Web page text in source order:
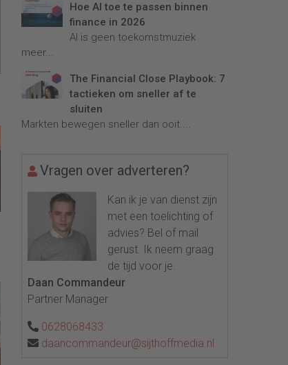
Hoe AI toe te passen binnen
finance in 2026
AI is geen toekomstmuziek
meer...
The Financial Close Playbook: 7
tactieken om sneller af te
sluiten
Markten bewegen sneller dan ooit....
Vragen over adverteren?
Kan ik je van dienst zijn
met een toelichting of
advies? Bel of mail
gerust. Ik neem graag
de tijd voor je.
Daan Commandeur
Partner Manager
0628068433
daancommandeur@sijthoffmedia.nl